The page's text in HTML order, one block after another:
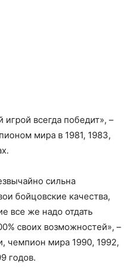
всегда победит», –
мира в 1981, 1983,
сильна
бойцовские качества,
все же надо отдать
своих возможностей», –
чемпион мира 1990, 1992,
годов.